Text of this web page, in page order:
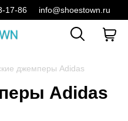
17-86 info@shoestown.ru
джемперы Adidas
Adidas